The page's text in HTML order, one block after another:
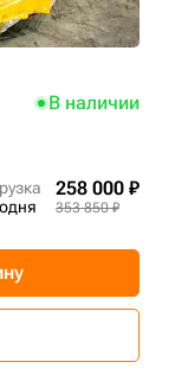
В наличии
258 000 ₽
353 850 ₽